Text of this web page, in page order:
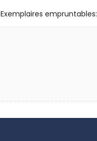
Exemplaires empruntables: